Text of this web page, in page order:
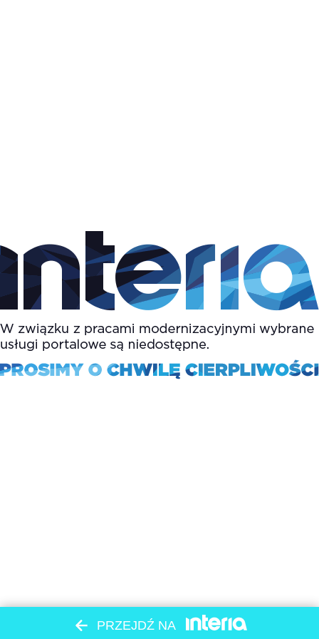
PRZEJDŹ NA